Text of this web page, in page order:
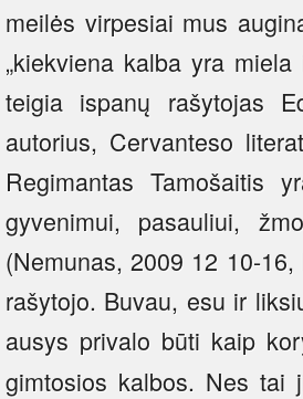
meilės virpesiai mus
„kiekviena kalba yra
teigia ispanų rašytojas
autorius, Cervanteso
Regimantas Tamošaitis
gyvenimui, pasauliui,
(Nemunas, 2009 12 10-
rašytojo. Buvau, esu ir
ausys privalo būti kaip
gimtosios kalbos. Nes tai